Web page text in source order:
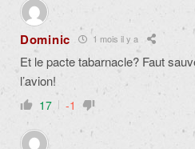
Dominic 1 mois il y a
Et le pacte tabarnacle? Faut
l’avion!
17 -1